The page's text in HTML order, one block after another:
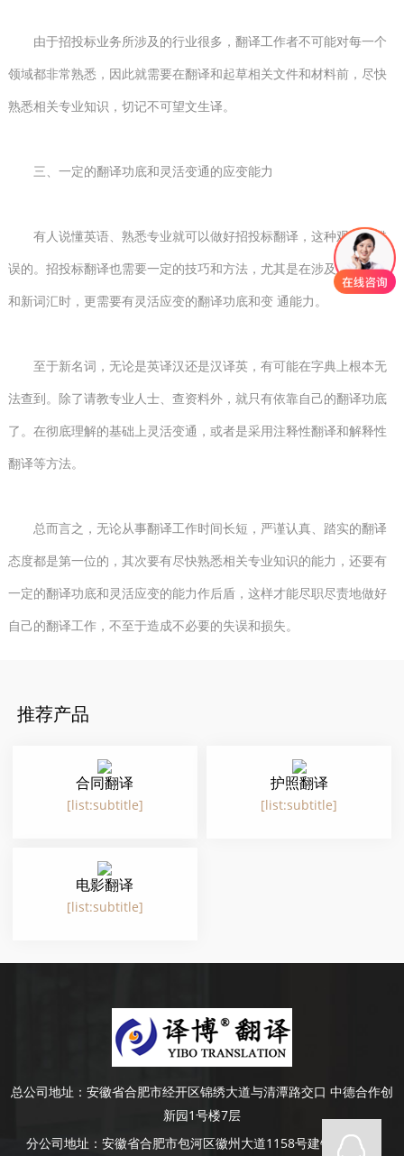
由于招投标业务所涉及的行业很多，翻译工作者不可能对每一个
领域都非常熟悉，因此就需要在翻译和起草相关文件和材料前，尽快
熟悉相关专业知识，切记不可望文生译。
三、一定的翻译功底和灵活变通的应变能力
有人说懂英语、熟悉专业就可以做好招投标翻译，这种观点是错
误的。招投标翻译也需要一定的技巧和方法，尤其是在涉及到长句子
和新词汇时，更需要有灵活应变的翻译功底和变 通能力。
至于新名词，无论是英译汉还是汉译英，有可能在字典上根本无
法查到。除了请教专业人士、查资料外，就只有依靠自己的翻译功底
了。在彻底理解的基础上灵活变通，或者是采用注释性翻译和解释性
翻译等方法。
总而言之，无论从事翻译工作时间长短，严谨认真、踏实的翻译
态度都是第一位的，其次要有尽快熟悉相关专业知识的能力，还要有
一定的翻译功底和灵活应变的能力作后盾，这样才能尽职尽责地做好
自己的翻译工作，不至于造成不必要的失误和损失。
推荐产品
合同翻译
[list:subtitle]
护照翻译
[list:subtitle]
电影翻译
[list:subtitle]
总公司地址： 安徽省合肥市经开区锦绣大道与清潭路交口 中德合作创
新园1号楼7层
分公司地址： 安徽省合肥市包河区徽州大道1158号建银大厦4楼